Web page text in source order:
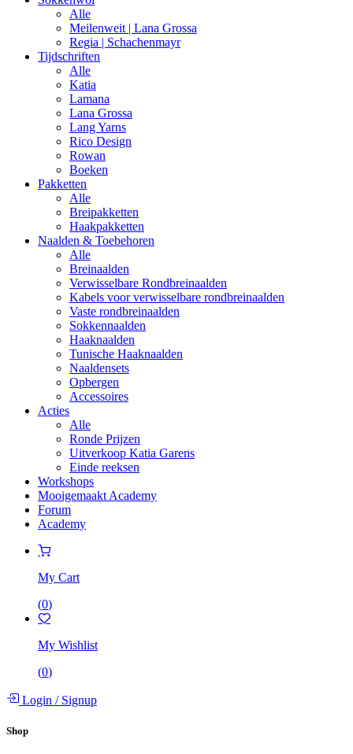
Alle
Meilenweit | Lana Grossa
Regia | Schachenmayr
Tijdschriften
Alle
Katia
Lamana
Lana Grossa
Lang Yarns
Rico Design
Rowan
Boeken
Pakketten
Alle
Breipakketten
Haakpakketten
Naalden & Toebehoren
Alle
Breinaalden
Verwisselbare Rondbreinaalden
Kabels voor verwisselbare rondbreinaalden
Vaste rondbreinaalden
Sokkennaalden
Haaknaalden
Tunische Haaknaalden
Naaldensets
Opbergen
Accessoires
Acties
Alle
Ronde Prijzen
Uitverkoop Katia Garens
Einde reeksen
Workshops
Mooigemaakt Academy
Forum
Academy
My Cart
(0)
My Wishlist
(0)
Login /Signup
Shop